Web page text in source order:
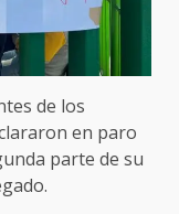
de los
en paro
parte de su